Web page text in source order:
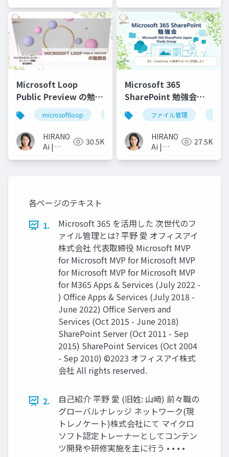
MVP 👉
❤️
SharePoint
MVP 👉
❤️
SharePoint
Microsoft Loop
Public Preview の勉強
会
microsoftloop sharepoint microsoft365
HIRANO
Ai |
30.5K
Microsoft 365
SharePoint 勉強会
No2: OneDrive の基礎
をばっちり把握しよう
ファイル管理
HIRANO
Ai |
27.5K
各ページのテキスト
1.
Microsoft 365 を活用した 次世代のフ
ァイル管理とは? 平野 愛 オフィスアイ
株式会社 代表取締役 Microsoft MVP
for Microsoft MVP for Microsoft MVP
for Microsoft MVP for Microsoft MVP
for M365 Apps & Services (July 2022 -
) Office Apps & Services (July 2018 -
June 2022) Office Servers and
Services (Oct 2015 - June 2018)
SharePoint Server (Oct 2011 - Sep
2015) SharePoint Services (Oct 2004
- Sep 2010) ©2023 オフィスアイ株式
会社 All rights reserved.
2.
自己紹介 平野 愛 (旧姓: 山崎) 前々職の
グローバルナレッジ ネットワーク(現
トレノケート)株式会社にて マイクロ
ソフト認定トレーナーとしてコンテン
ツ開発や研修実施を主に行う • • • •